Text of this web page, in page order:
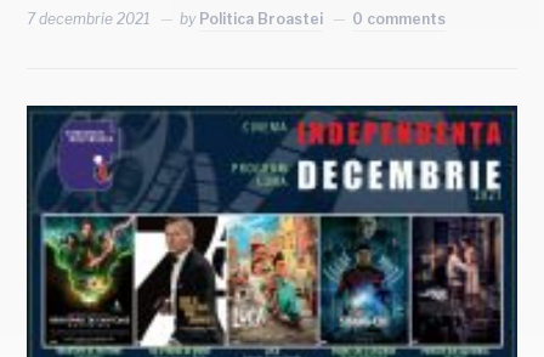
7 decembrie 2021 by Politica Broastei 0 comments